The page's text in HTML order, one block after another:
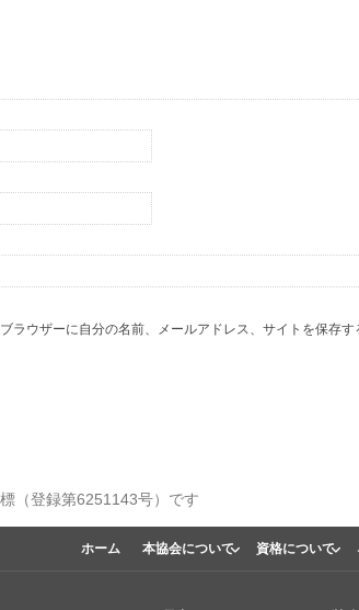
ラウザーに自分の名前、メールアドレス、サイトを保存す
（登録第6251143号）です
ホーム 本協会について 資格について